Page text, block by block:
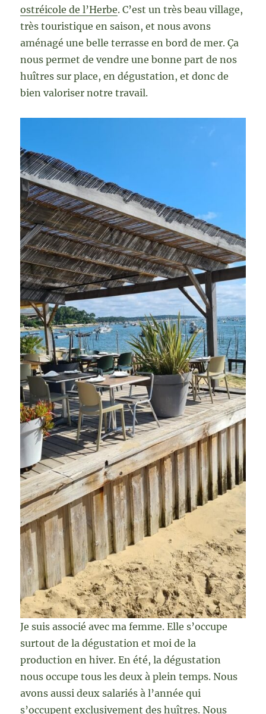
ostréicole de l’Herbe. C’est un très beau village,
très touristique en saison, et nous avons
aménagé une belle terrasse en bord de mer. Ça
nous permet de vendre une bonne part de nos
huîtres sur place, en dégustation, et donc de
bien valoriser notre travail.
Je suis associé avec ma femme. Elle s’occupe
surtout de la dégustation et moi de la
production en hiver. En été, la dégustation
nous occupe tous les deux à plein temps. Nous
avons aussi deux salariés à l’année qui
s’occupent exclusivement des huîtres. Nous